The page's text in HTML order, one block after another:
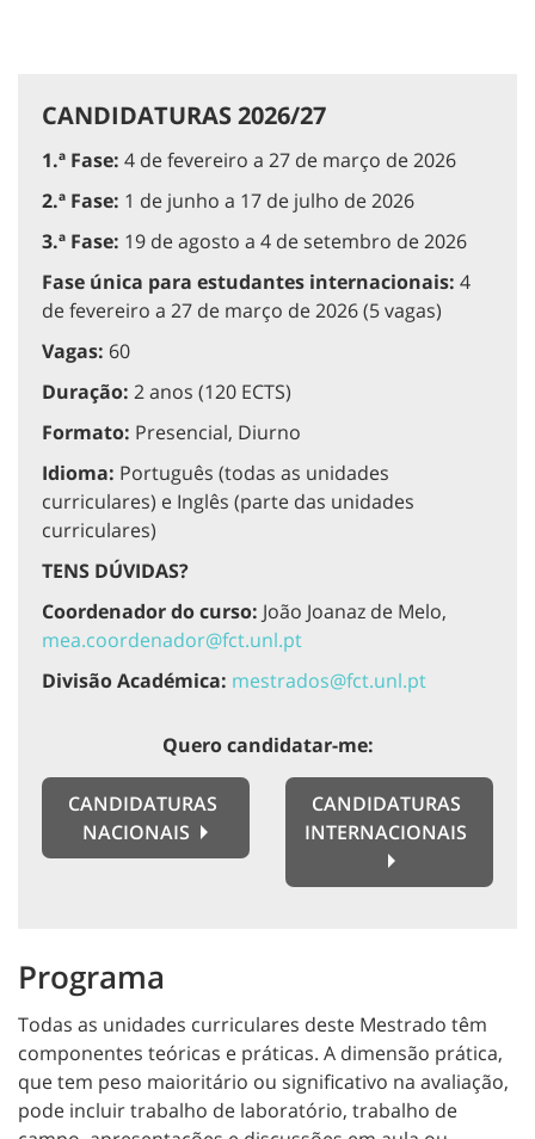
CANDIDATURAS 2026/27
1.ª Fase: 4 de fevereiro a 27 de março de 2026
2.ª Fase: 1 de junho a 17 de julho de 2026
3.ª Fase: 19 de agosto a 4 de setembro de 2026
Fase única para estudantes internacionais: 4
de fevereiro a 27 de março de 2026 (5 vagas)
Vagas: 60
Duração: 2 anos (120 ECTS)
Formato: Presencial, Diurno
Idioma: Português (todas as unidades
curriculares) e Inglês (parte das unidades
curriculares)
TENS DÚVIDAS?
Coordenador do curso: João Joanaz de Melo,
mea.coordenador@fct.unl.pt
Divisão Académica: mestrados@fct.unl.pt
Quero candidatar-me:
CANDIDATURAS
NACIONAIS
CANDIDATURAS
INTERNACIONAIS
Programa
Todas as unidades curriculares deste Mestrado têm
componentes teóricas e práticas. A dimensão prática,
que tem peso maioritário ou significativo na avaliação,
pode incluir trabalho de laboratório, trabalho de